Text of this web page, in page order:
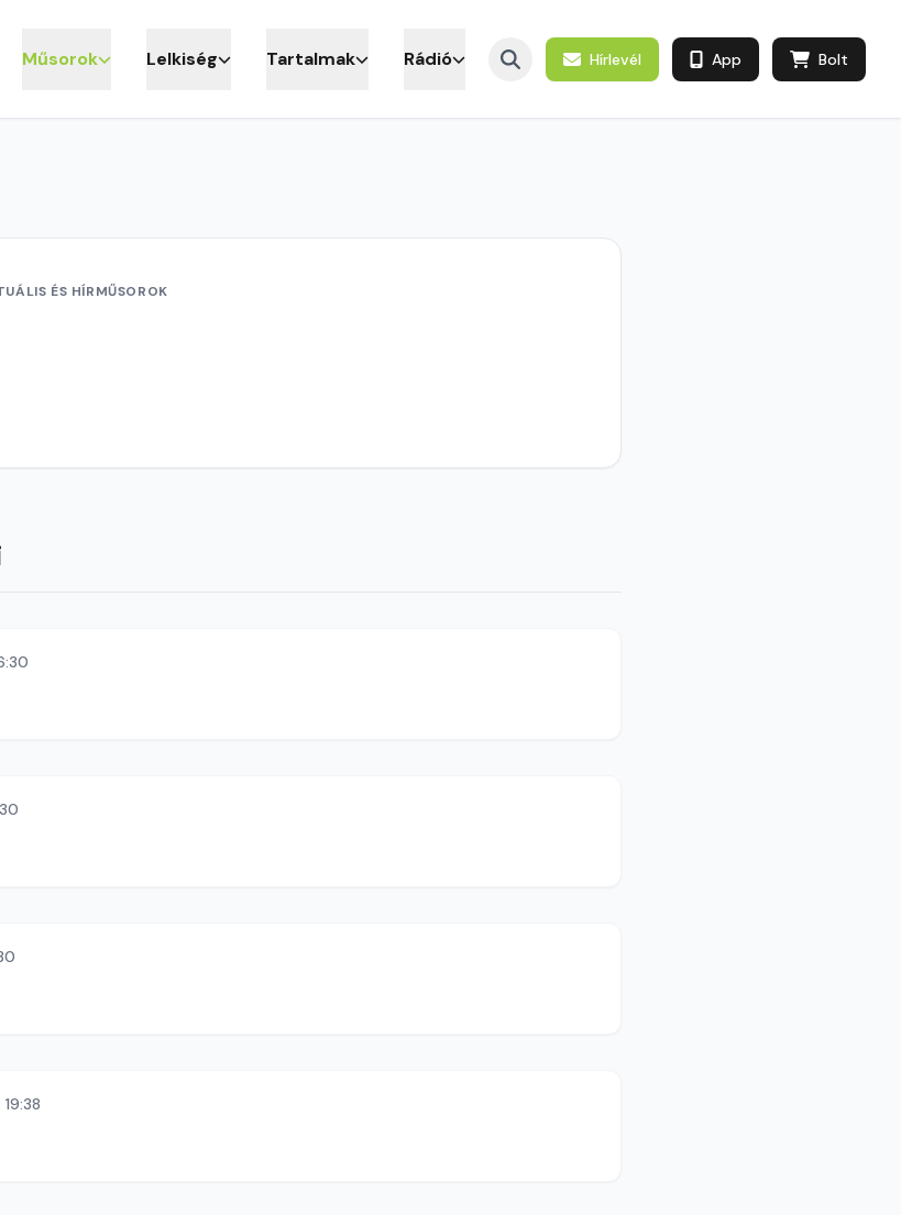
Műsorok Lelkiség Tartalmak Rádió Hírlevél App Bolt
ÉS HÍRMŰSOROK
19:38